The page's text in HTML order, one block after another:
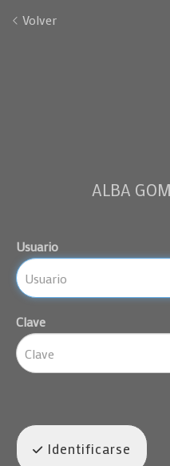
Volver
ALBA
Usuario
Clave
Identificarse